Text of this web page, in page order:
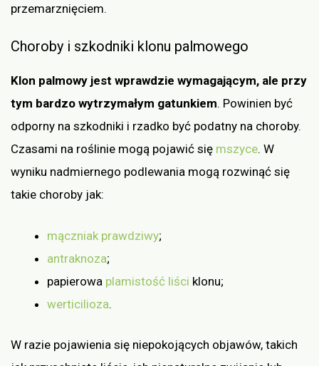
przemarznięciem.
Choroby i szkodniki klonu palmowego
Klon palmowy jest wprawdzie wymagającym, ale przy
tym bardzo wytrzymałym gatunkiem. Powinien być
odporny na szkodniki i rzadko być podatny na choroby.
Czasami na roślinie mogą pojawić się mszyce. W
wyniku nadmiernego podlewania mogą rozwinąć się
takie choroby jak:
mączniak prawdziwy;
antraknoza;
papierowa plamistość liści klonu;
werticilioza.
W razie pojawienia się niepokojących objawów, takich